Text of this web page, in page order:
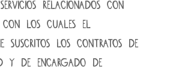
relacionados con
con los cuales el
suscritos los contratos de
y de encargado de